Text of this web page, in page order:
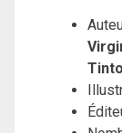
Tinto